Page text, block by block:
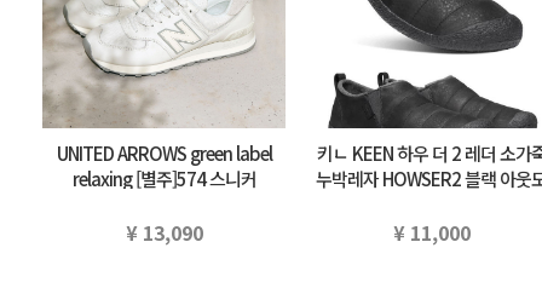
UNITED ARROWS green label
relaxing [별주]574 스니커
구리…
¥ 13,090
키ㄴ KEEN 하우 더 2 레더 소가
누박레자 HOWSER2 블랙 아웃
¥ 11,000